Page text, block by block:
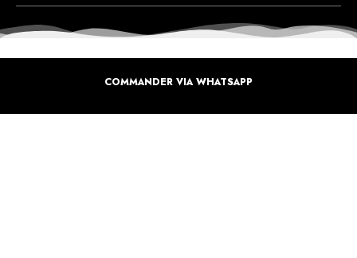
COMMANDER VIA WHATSAPP